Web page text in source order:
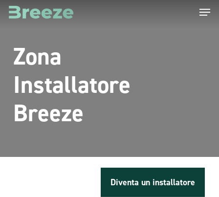
Skip
content
Menu
Zona
Installatore
Breeze
Diventa un installatore